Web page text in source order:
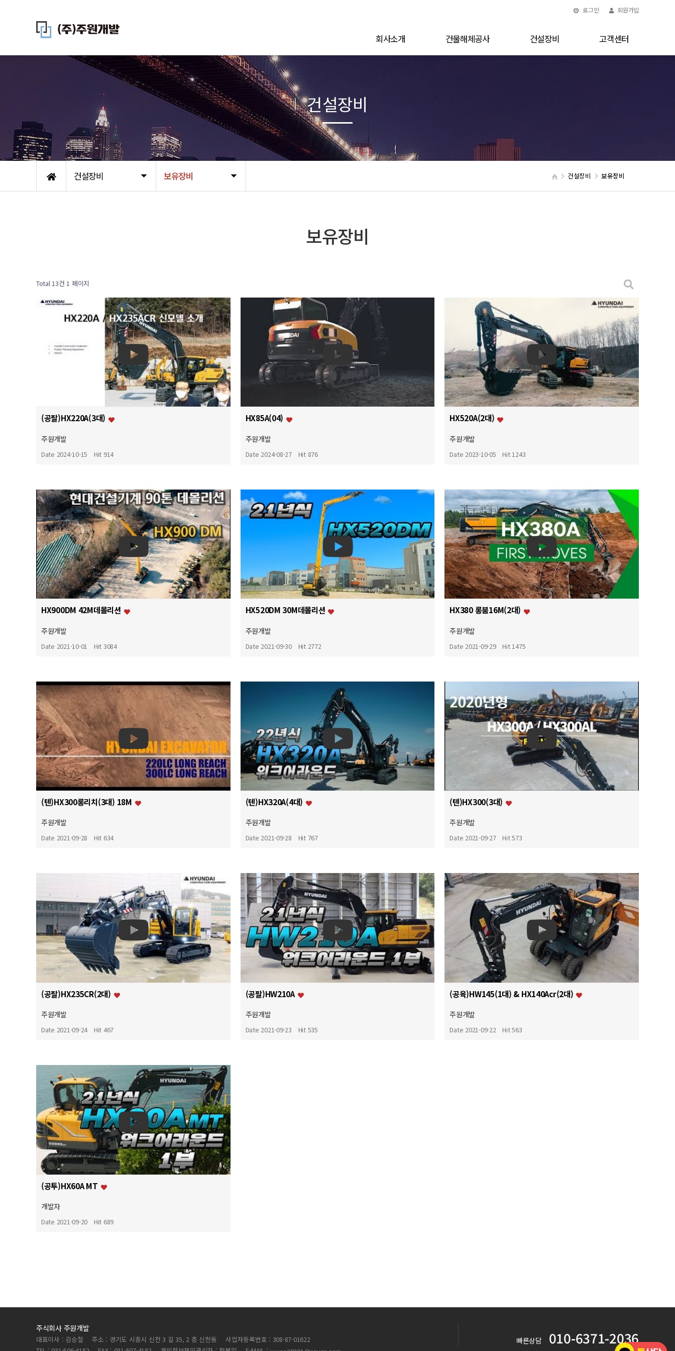
로그인 회원가입
회사소개 건물해체공사 건설장비 고객센터
건설장비 보유장비 건설장비 보유장비
건설장비
보유장비
Total 13건 1 페이지
(공팔)HX220A(3대)
주원개발
Date 2024-10-15 Hit 914
HX85A(04)
주원개발
Date 2024-08-27 Hit 876
HX520A(2대)
주원개발
Date 2023-10-05 Hit 1243
HX900DM 42M데몰리션
주원개발
Date 2021-10-01 Hit 3084
HX520DM 30M데몰리션
주원개발
Date 2021-09-30 Hit 2772
HX380 롱붐16M(2대)
주원개발
Date 2021-09-29 Hit 1475
(텐)HX300롱리치(3대) 18M
주원개발
Date 2021-09-28 Hit 634
(텐)HX320A(4대)
주원개발
Date 2021-09-28 Hit 767
(텐)HX300(3대)
주원개발
Date 2021-09-27 Hit 573
(공팔)HX235CR(2대)
주원개발
Date 2021-09-24 Hit 467
(공팔)HW210A
주원개발
Date 2021-09-23 Hit 535
(공육)HW145(1대) & HX140Acr(2대)
주원개발
Date 2021-09-22 Hit 563
(공투)HX60A MT
개발자
Date 2021-09-20 Hit 689
주식회사 주원개발
대표이사 : 김승철 주소 : 경기도 시흥시 신천 3 길 35, 2 층 신천동
사업자등록번호 : 308-87-01622
빠른상담 010-6371-2036